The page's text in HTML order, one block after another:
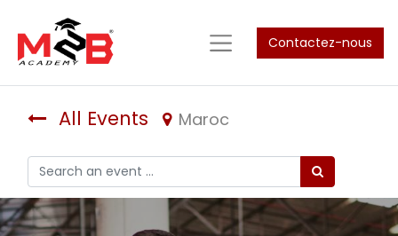
Contactez-nous
All Events Maroc